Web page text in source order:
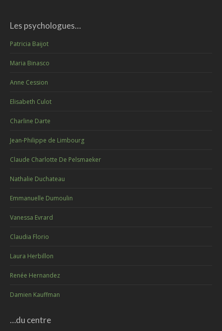
Les psychologues…
Patricia Baijot
Maria Binasco
Anne Cession
Elisabeth Culot
Charline Darte
Jean-Philippe de Limbourg
Claude Charlotte De Pelsmaeker
Nathalie Duchateau
Emmanuelle Dumoulin
Vanessa Evrard
Claudia Florio
Laura Herbillon
Renée Hernandez
Damien Kauffman
…du centre